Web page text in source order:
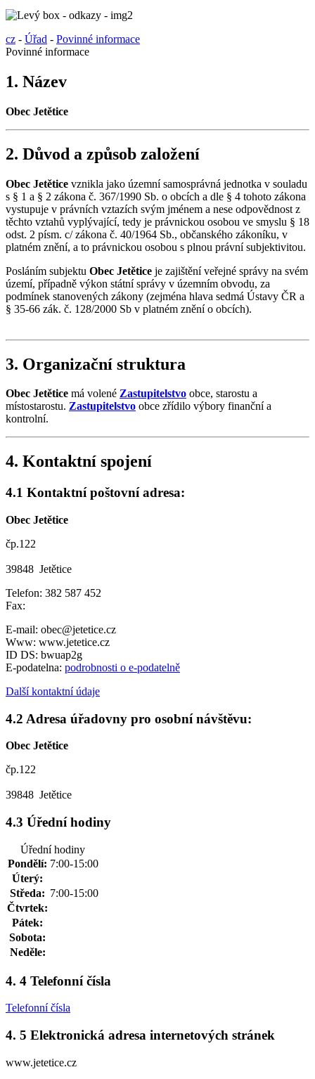
cz - Úřad - Povinné informace
Povinné informace
1. Název
Obec Jetětice
2. Důvod a způsob založení
Obec Jetětice vznikla jako územní samosprávná jednotka v souladu
s § 1 a § 2 zákona č. 367/1990 Sb. o obcích a dle § 4 tohoto zákona
vystupuje v právních vztazích svým jménem a nese odpovědnost z
těchto vztahů vyplývající, tedy je právnickou osobou ve smyslu § 18
odst. 2 písm. c/ zákona č. 40/1964 Sb., občanského zákoníku, v
platném znění, a to právnickou osobou s plnou právní subjektivitou.
Posláním subjektu Obec Jetětice je zajištění veřejné správy na svém
území, případně výkon státní správy v územním obvodu, za
podmínek stanovených zákony (zejména hlava sedmá Ústavy ČR a
§ 35-66 zák. č. 128/2000 Sb v platném znění o obcích).
3. Organizační struktura
Obec Jetětice má volené Zastupitelstvo obce, starostu a
místostarostu. Zastupitelstvo obce zřídilo výbory finanční a
kontrolní.
4. Kontaktní spojení
4.1 Kontaktní poštovní adresa:
Obec Jetětice
čp.122
39848 Jetětice
Telefon: 382 587 452
Fax:
E-mail: obec@jetetice.cz
Www: www.jetetice.cz
ID DS: bwuap2g
E-podatelna: podrobnosti o e-podatelně
Další kontaktní údaje
4.2 Adresa úřadovny pro osobní návštěvu:
Obec Jetětice
čp.122
39848 Jetětice
4.3 Úřední hodiny
Úřední hodiny
Pondělí: 7:00-15:00
Úterý:
Středa: 7:00-15:00
Čtvrtek:
Pátek:
Sobota:
Neděle:
4. 4 Telefonní čísla
Telefonní čísla
4. 5 Elektronická adresa internetových stránek
www.jetetice.cz